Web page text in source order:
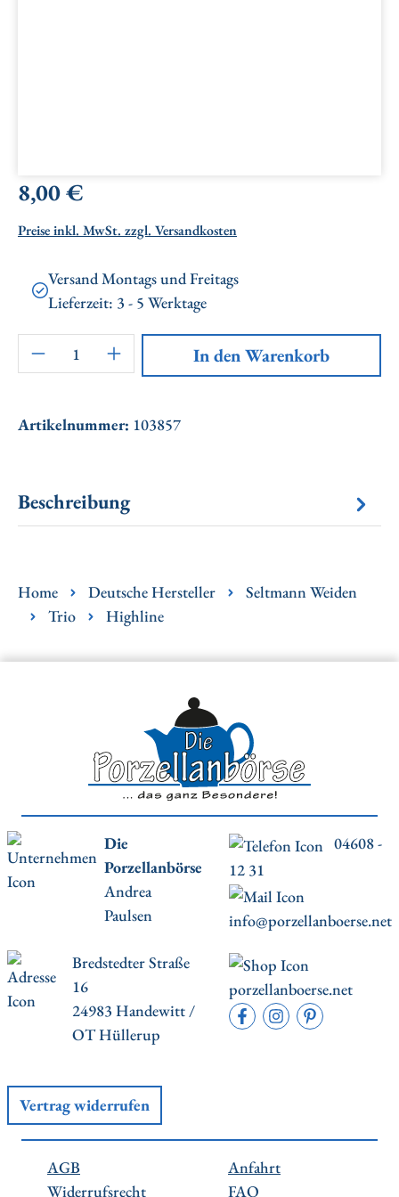
Regulärer Preis:
8,00 €
Preise inkl. MwSt. zzgl. Versandkosten
Versand Montags und Freitags
Lieferzeit: 3 - 5 Werktage
Artikel Anzahl: Gib den gewünschten
In den Warenkorb
Artikelnummer: 103857
Beschreibung
Home Deutsche Hersteller
Seltmann Weiden
Trio
Highline
Die
Porzellanbörse
Andrea
Paulsen
04608 -
12 31
info@porzellanboerse.net
Bredstedter Straße
16
24983 Handewitt /
OT Hüllerup
porzellanboerse.net
Vertrag widerrufen
AGB
Widerrufsrecht
Anfahrt
FAQ